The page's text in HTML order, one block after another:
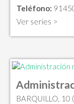
Teléfono:
Ver series >
BARQUILLO, 10